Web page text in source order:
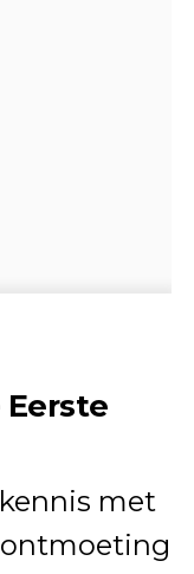
Eerste
met
ontmoeting